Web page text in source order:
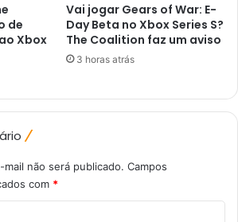
de
Xbox
Vai jogar Gears of War: E-
Day Beta no Xbox Series S?
The Coalition faz um aviso
3 horas atrás
não será publicado. Campos
com *